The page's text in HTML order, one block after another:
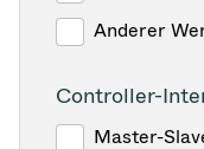
Anderer
Controller-
Master-